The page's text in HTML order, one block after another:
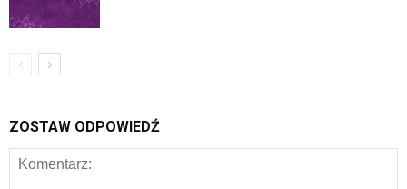
ZOSTAW ODPOWIEDŹ